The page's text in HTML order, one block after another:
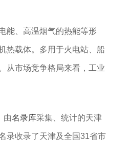
能、高温烟气的热能等形
热载体。多用于火电站、船
从市场竞争格局来看，工业
由名录库采集、统计的天津
录收录了天津及全国31省市